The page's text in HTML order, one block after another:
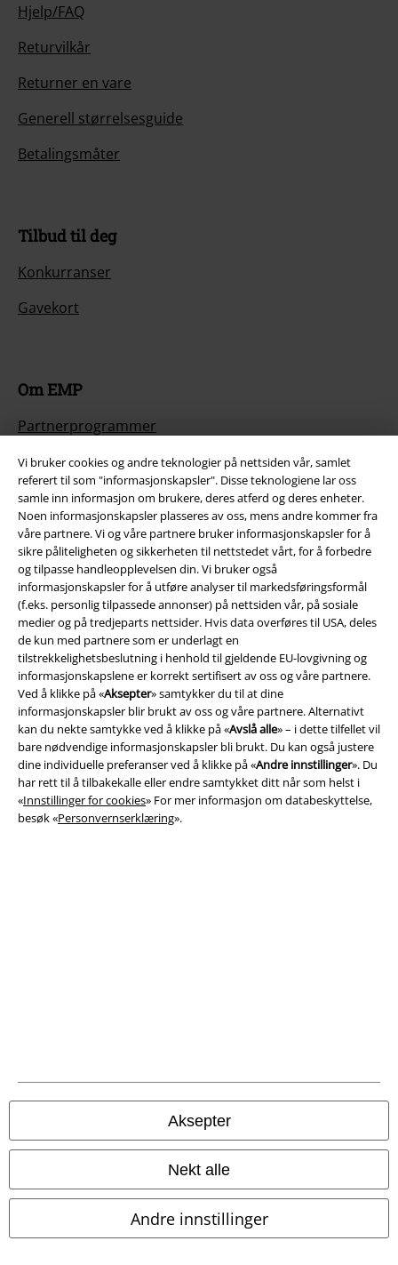
Vi bruker cookies og andre teknologier på nettsiden vår, samlet
referert til som "informasjonskapsler". Disse teknologiene lar oss
samle inn informasjon om brukere, deres atferd og deres enheter.
Noen informasjonskapsler plasseres av oss, mens andre kommer fra
våre partnere. Vi og våre partnere bruker informasjonskapsler for å
sikre påliteligheten og sikkerheten til nettstedet vårt, for å forbedre
og tilpasse handleopplevelsen din. Vi bruker også
informasjonskapsler for å utføre analyser til markedsføringsformål
(f.eks. personlig tilpassede annonser) på nettsiden vår, på sosiale
medier og på tredjeparts nettsider. Hvis data overføres til USA, deles
de kun med partnere som er underlagt en
tilstrekkelighetsbeslutning i henhold til gjeldende EU-lovgivning og
informasjonskapslene er korrekt sertifisert av oss og våre partnere.
Ved å klikke på «Aksepter» samtykker du til at dine
informasjonskapsler blir brukt av oss og våre partnere. Alternativt
kan du nekte samtykke ved å klikke på «Avslå alle» – i dette tilfellet vil
bare nødvendige informasjonskapsler bli brukt. Du kan også justere
dine individuelle preferanser ved å klikke på «Andre innstillinger». Du
har rett til å tilbakekalle eller endre samtykket ditt når som helst i
«Innstillinger for cookies» For mer informasjon om databeskyttelse,
besøk «Personvernserklæring».
Aksepter
Nekt alle
Andre innstillinger
Hjelp/FAQ
Returvilkår
Returner en vare
Generell størrelsesguide
Betalingsmåter
Tilbud til deg
Konkurranser
Gavekort
Om EMP
Partnerprogrammer
Bærekraftighet
Community
Betalingsmåter
A Warner Music Group Company